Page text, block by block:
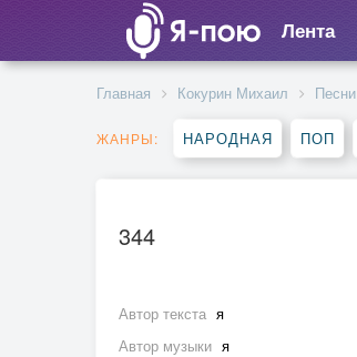
Лента
Главная Кокурин Михаил Песни
ЖАНРЫ: НАРОДНАЯ ПОП
344
Автор текста я
Автор музыки я